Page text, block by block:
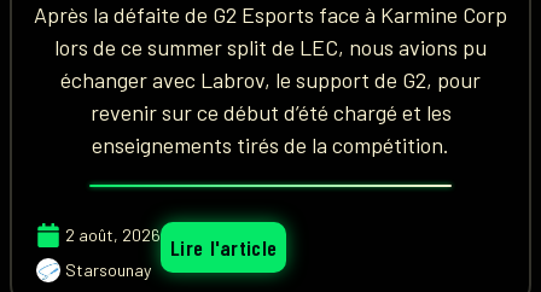
Après la défaite de G2 Esports face à Karmine Corp
lors de ce summer split de LEC, nous avions pu
échanger avec Labrov, le support de G2, pour
revenir sur ce début d’été chargé et les
enseignements tirés de la compétition.
2 août, 2026
Starsounay
Lire l'article